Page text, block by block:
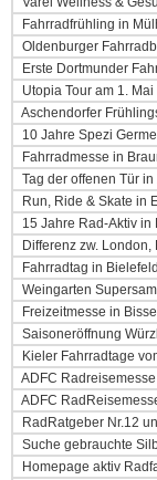
Fahrradfrühling in
Oldenburger
Erste Dortmunder
Utopia Tour am 1.
Aschendorfer
10 Jahre Spezi
Fahrradmesse in
Tag der offenen Tür in
Run, Ride & Skate in
15 Jahre Rad-Aktiv in
Differenz zw.
Fahrradtag in
Weingarten
Freizeitmesse in
Saisoneröffnung
Kieler Fahrradtage
ADFC
ADFC
RadRatgeber Nr.12
Suche gebrauchte
Homepage aktiv